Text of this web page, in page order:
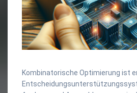
Kombinatorische Optimierung ist